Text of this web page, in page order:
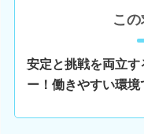
こ
安定と挑戦を両立
ー！働きやすい環